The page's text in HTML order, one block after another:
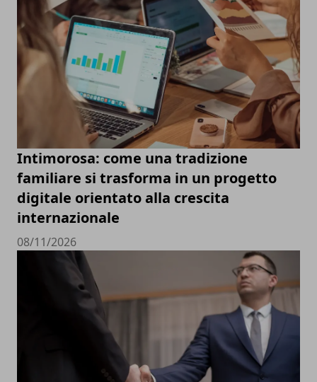
Intimorosa: come una tradizione
familiare si trasforma in un progetto
digitale orientato alla crescita
internazionale
08/11/2026